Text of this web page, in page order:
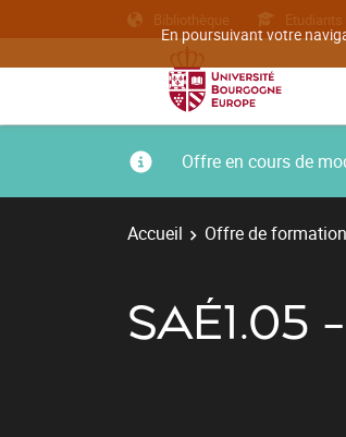
En poursuivant votre
Bibliothèque Etudiants
Offre en cours de
Accueil Offre de formation
SAÉ1.05